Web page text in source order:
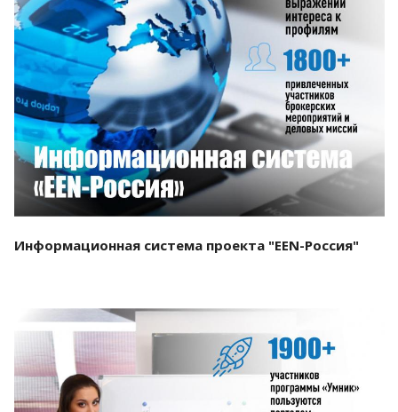
Смотреть проект
Информационная система проекта "EEN-Россия"